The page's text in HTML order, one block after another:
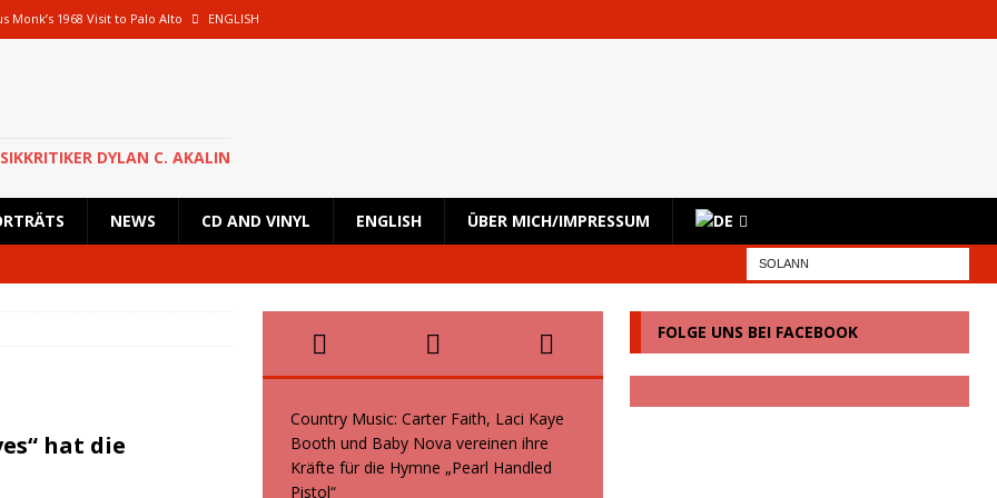
Monk’s 1968 Visit to Palo Alto ENGLISH
Creole and the Coconuts und Boogie Wonderstars machen den
italienische Fans machen den KunstRasen Bonn zu einem Platz der
DYLAN C. AKALIN
NEWS CD AND VINYL ENGLISH ÜBER MICH/IMPRESSUM
hat die
Country Music: Carter Faith, Laci Kaye
Booth und Baby Nova vereinen ihre
Kräfte für die Hymne „Pearl Handled
Pistol“
FOLGE UNS BEI FACEBOOK